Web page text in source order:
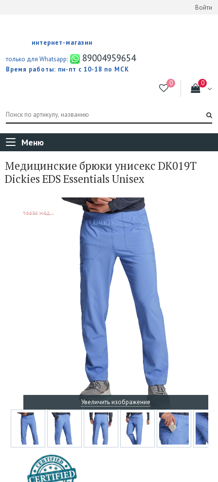
Войти
интернет-магазин
только для Whatsapp:
89004959654
Время работы: пн-пт с 10-18 по МСК
Меню
Медицинские брюки унисекс DK019T
Dickies EDS Essentials Unisex
Увеличить изображение
NEW!